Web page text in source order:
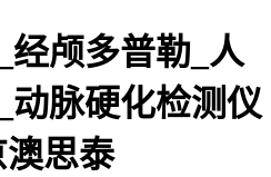
经颅多普勒_人
动脉硬化检测仪
思泰